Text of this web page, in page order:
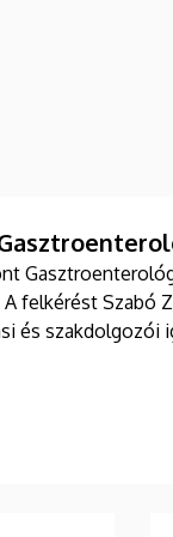
felkérést Szabó
és szakdolgozói